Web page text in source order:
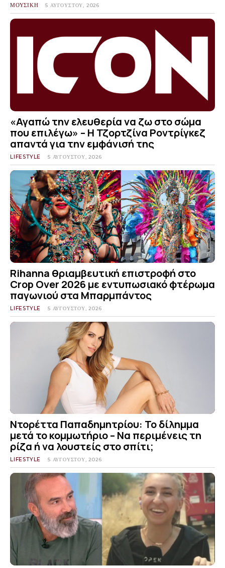
ΜΟΥΣΙΚΗ 5 ΑΥΓΟΎΣΤΟΥ, 2026
«Αγαπώ την ελευθερία να ζω στο σώμα
που επιλέγω» – Η Τζορτζίνα Ροντρίγκεζ
απαντά για την εμφάνισή της
LIFESTYLE 5 ΑΥΓΟΎΣΤΟΥ, 2026
Rihanna θριαμβευτική επιστροφή στο
Crop Over 2026 με εντυπωσιακό φτέρωμα
παγωνιού στα Μπαρμπάντος
LIFESTYLE 5 ΑΥΓΟΎΣΤΟΥ, 2026
Ντορέττα Παπαδημητρίου: Το δίλημμα
μετά το κομμωτήριο – Να περιμένεις τη
ρίζα ή να λουστείς στο σπίτι;
LIFESTYLE 5 ΑΥΓΟΎΣΤΟΥ, 2026